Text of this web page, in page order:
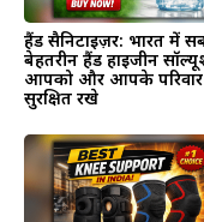
हैंड सैनिटाइज़र: भारत में
बेहतरीन हैंड हाइजीन
आपको और आपके
सुरक्षित रखे